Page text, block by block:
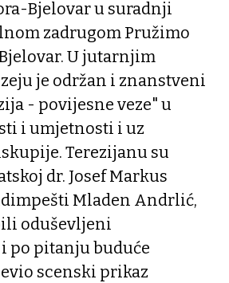
Bjelovar u suradnji
zadrugom Pružimo
U jutarnjim
je održan i znanstveni
- povijesne veze" u
i umjetnosti i uz
Terezijanu su
dr. Josef Markus
Mladen Andrlić,
oduševljeni
po pitanju buduće
scenski prikaz